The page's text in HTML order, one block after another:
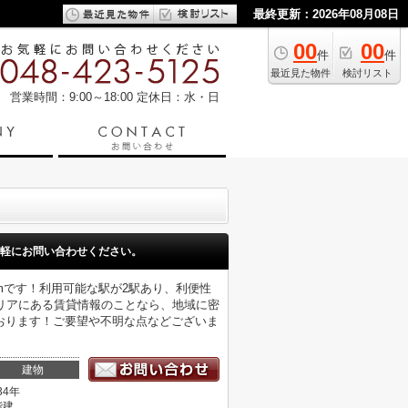
最終更新：2026年08月08日
00件
最近見た物件
00件
検討リスト
営業時間：9:00～18:00 定休日：水・日
にお問い合わせください。
す！利用可能な駅が2駅あり、利便性
にある賃貸情報のことなら、地域に密
ます！ご要望や不明な点などございま
建物
年